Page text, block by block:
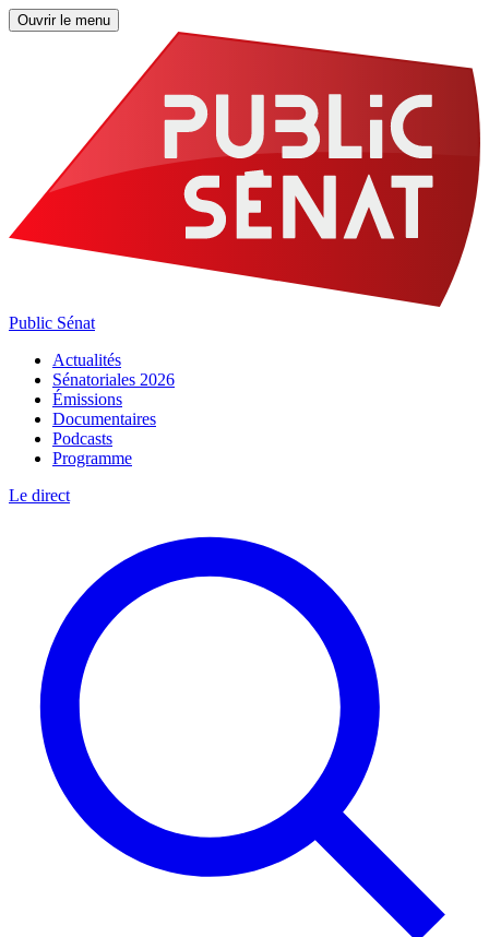
Ouvrir le menu
Public Sénat
Actualités
Sénatoriales 2026
Émissions
Documentaires
Podcasts
Programme
Le direct